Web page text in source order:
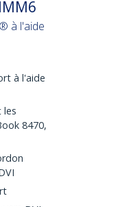
à l'aide
à l'aide
les
8470,